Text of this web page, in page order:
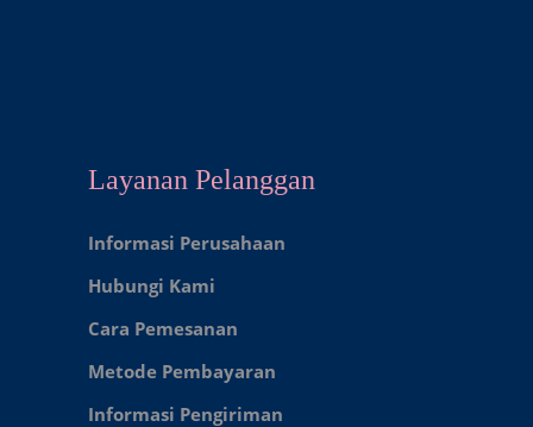
Layanan Pelanggan
Informasi Perusahaan
Hubungi Kami
Cara Pemesanan
Metode Pembayaran
Informasi Pengiriman